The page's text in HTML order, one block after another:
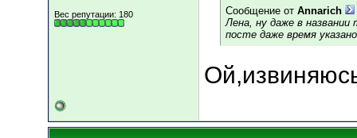
Вес репутации: 180 Сообщение от Annarich
Лена, ну даже в
посте даже время